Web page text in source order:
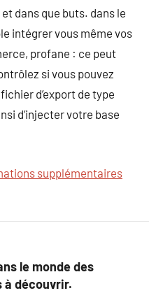
dans que buts. dans le
intégrer vous même vos
profane : ce peut
si vous pouvez
d’export de type
d’injecter votre base
supplémentaires
le monde des
à découvrir.